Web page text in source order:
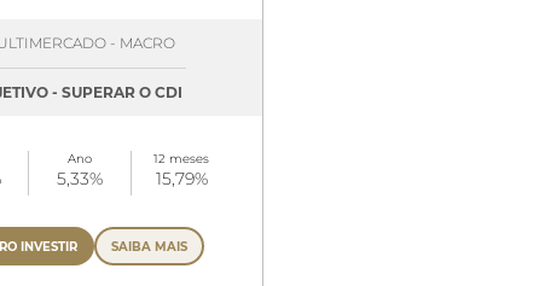
- MACRO
- SUPERAR O CDI
Ano
5,33%
12 meses
15,79%
INVESTIR SAIBA MAIS